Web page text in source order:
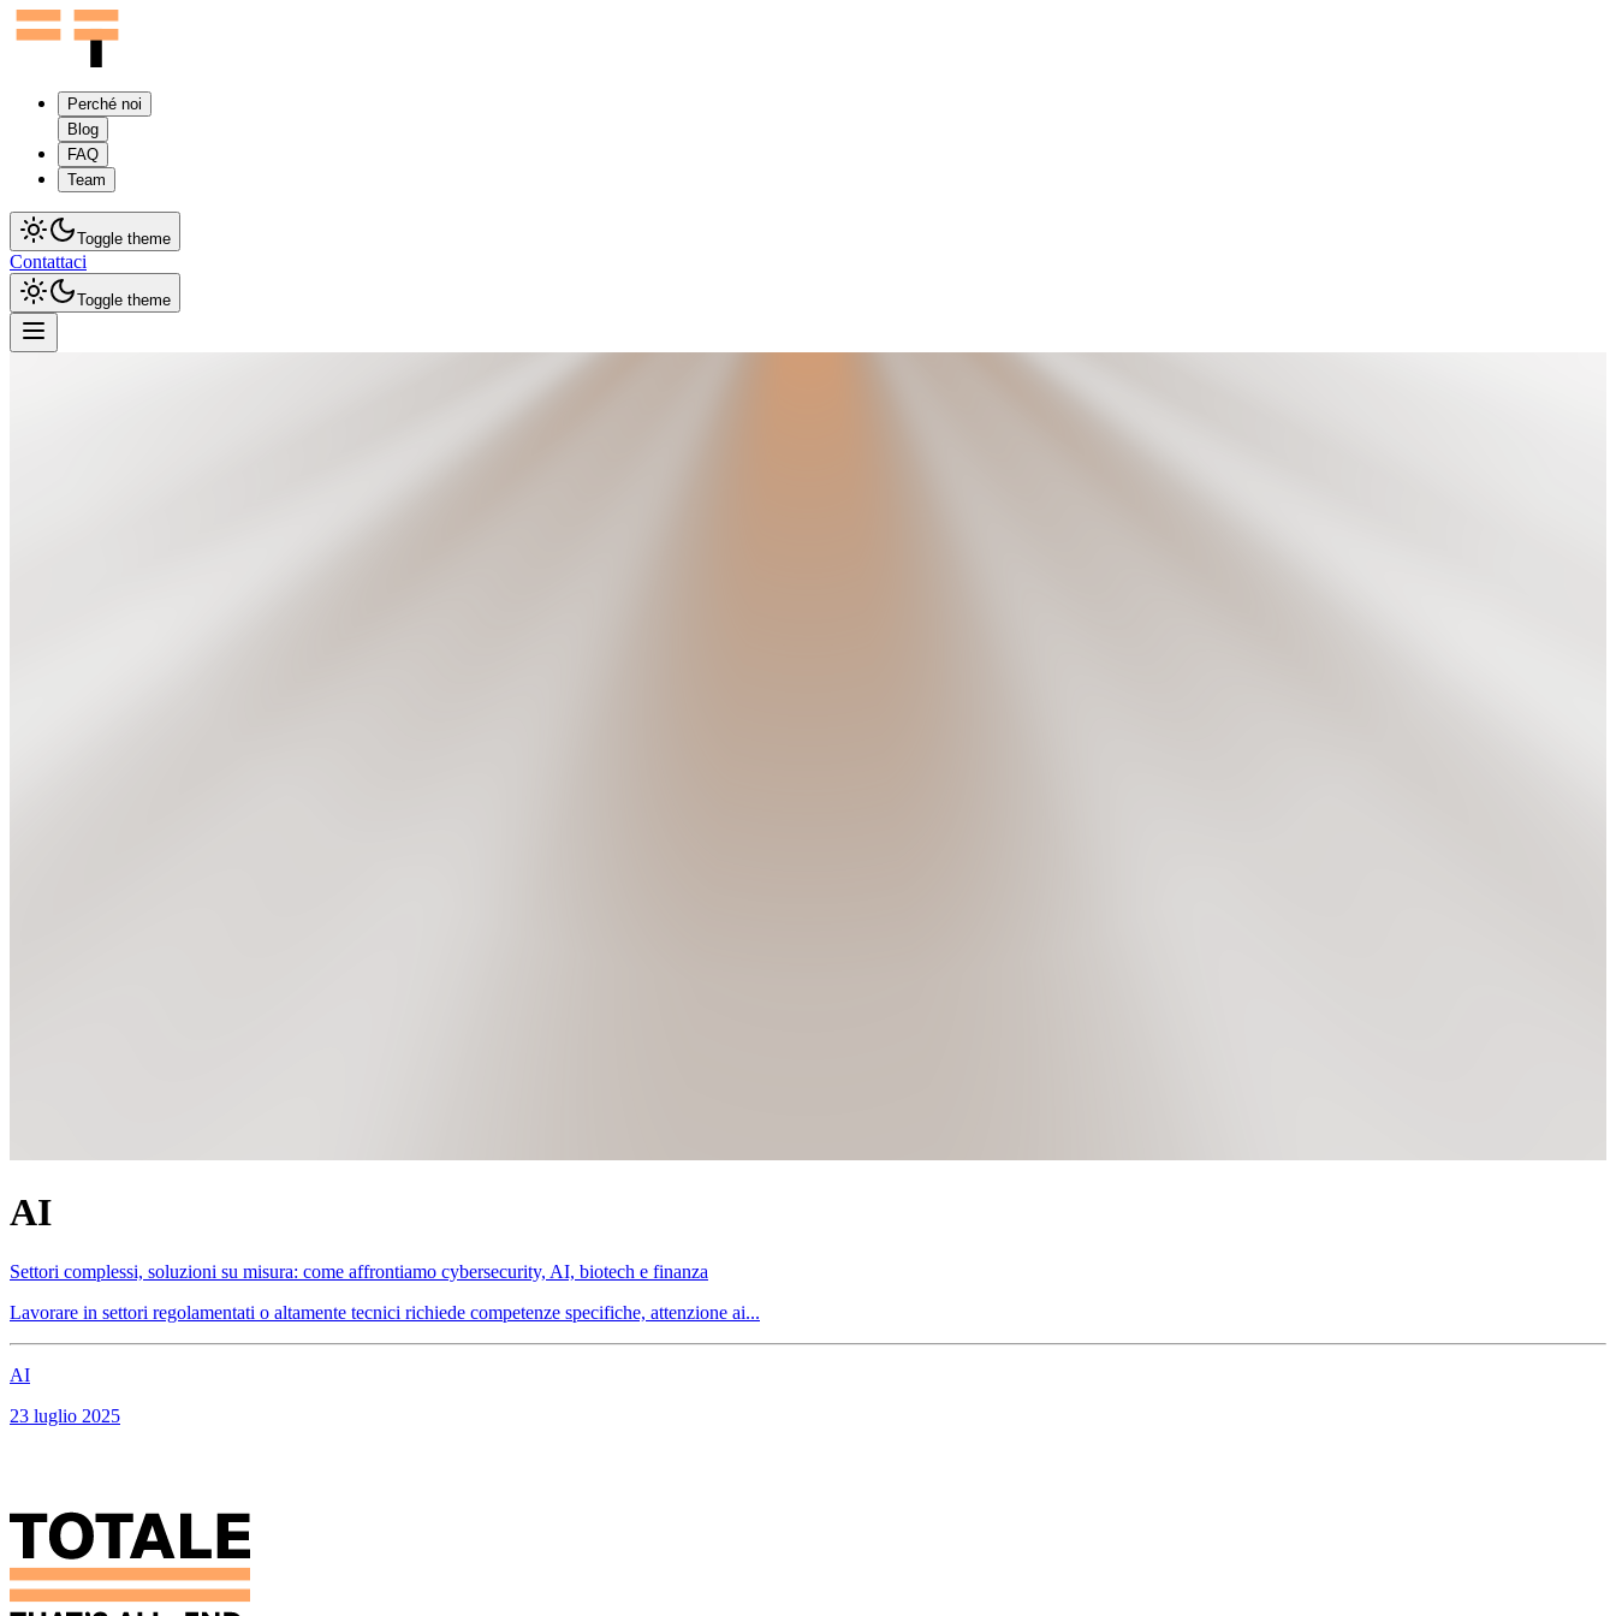
Perché noi
Blog
FAQ
Team
Toggle theme
Contattaci
Toggle theme
AI
Settori complessi, soluzioni su misura: come affrontiamo cybersecurity, AI, biotech e finanza
Lavorare in settori regolamentati o altamente tecnici richiede competenze specifiche, attenzione ai...
AI
23 luglio 2025